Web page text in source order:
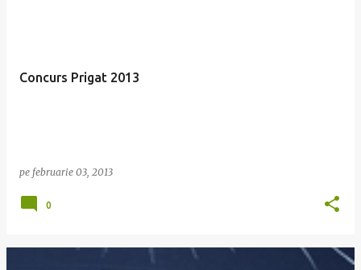
Concurs Prigat 2013
pe februarie 03, 2013
0